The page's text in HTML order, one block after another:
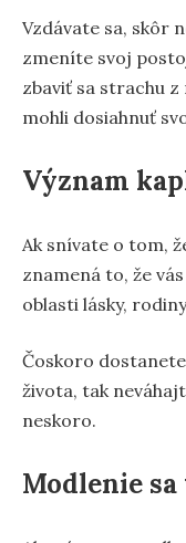
Vzdávate sa, skôr
zmeníte svoj
zbaviť sa strachu z
mohli dosiahnuť
Význam
Ak snívate o tom,
znamená to, že
oblasti lásky,
Čoskoro
života, tak
neskoro.
Modlenie